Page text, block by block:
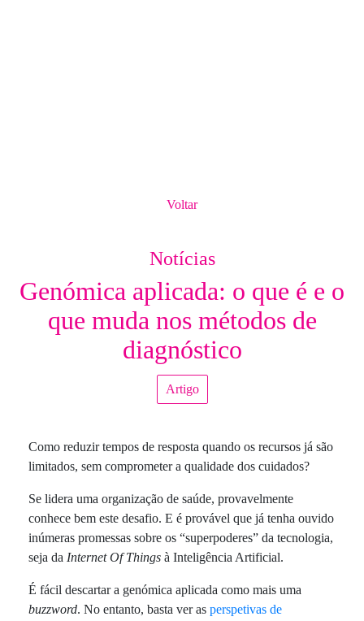
Voltar
Notícias
Genómica aplicada: o que é e o
que muda nos métodos de
diagnóstico
Artigo
Como reduzir tempos de resposta quando os recursos já são
limitados, sem comprometer a qualidade dos cuidados?
Se lidera uma organização de saúde, provavelmente
conhece bem este desafio. E é provável que já tenha ouvido
inúmeras promessas sobre os “superpoderes” da tecnologia,
seja da Internet Of Things à Inteligência Artificial.
É fácil descartar a genómica aplicada como mais uma
buzzword. No entanto, basta ver as perspetivas de